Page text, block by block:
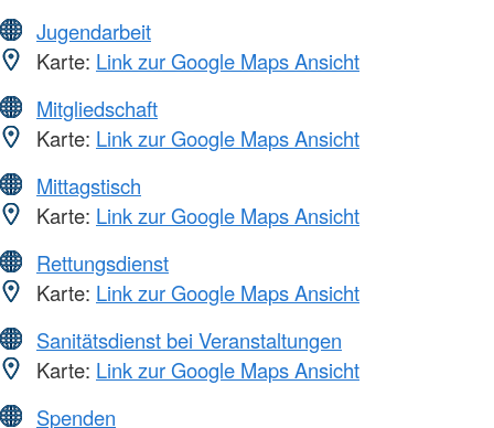
Jugendarbeit
Karte: Link zur Google Maps Ansicht
Mitgliedschaft
Karte: Link zur Google Maps Ansicht
Mittagstisch
Karte: Link zur Google Maps Ansicht
Rettungsdienst
Karte: Link zur Google Maps Ansicht
Sanitätsdienst bei Veranstaltungen
Karte: Link zur Google Maps Ansicht
Spenden